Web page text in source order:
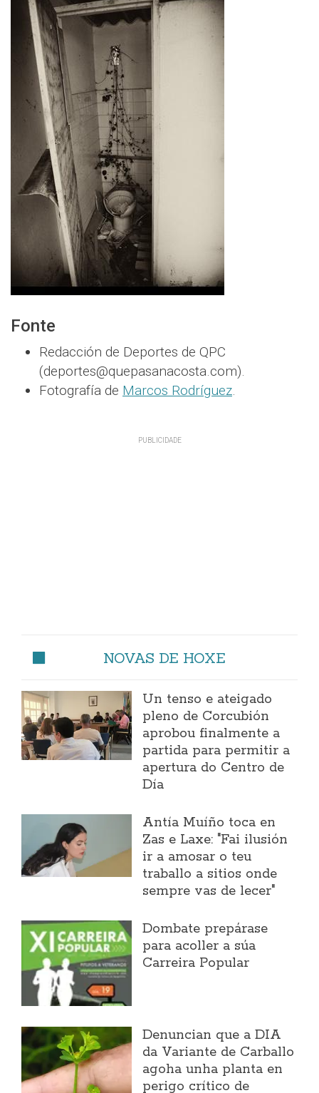
Fonte
Redacción de Deportes de QPC
(deportes@quepasanacosta.com).
Fotografía de Marcos Rodríguez.
NOVAS DE HOXE
Un tenso e ateigado
pleno de Corcubión
aprobou finalmente a
partida para permitir a
apertura do Centro de
Día
Antía Muíño toca en
Zas e Laxe: "Fai ilusión
ir a amosar o teu
traballo a sitios onde
sempre vas de lecer"
Dombate prepárase
para acoller a súa
Carreira Popular
Denuncian que a DIA
da Variante de Carballo
agoha unha planta en
perigo crítico de